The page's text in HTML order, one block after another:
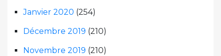
Janvier 2020 (254)
Décembre 2019 (210)
Novembre 2019 (210)